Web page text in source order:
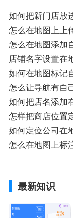
如何把新门店放
怎么在地图上上
置
怎么在地图添加
字
店铺名字设置在
设置
如何在地图标记
店
怎么让导航有自
字
如何把店名添加
怎样把商店位置
如何定位公司在
怎么在地图上标
最新知识